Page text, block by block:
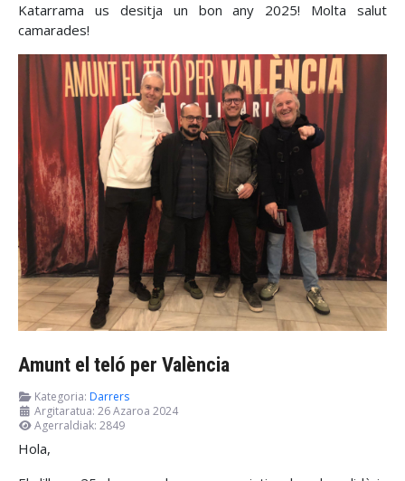
Katarrama us desitja un bon any 2025! Molta salut
camarades!
Amunt el teló per València
Kategoria: Darrers
Argitaratua: 26 Azaroa 2024
Agerraldiak: 2849
Hola,